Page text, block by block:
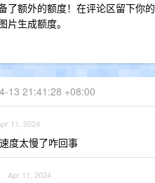
了额外的额度！在评论区留下你的
片生成额度。
13 21:41:28 +08:00
11, 2024
度太慢了咋回事
Apr 11, 2024